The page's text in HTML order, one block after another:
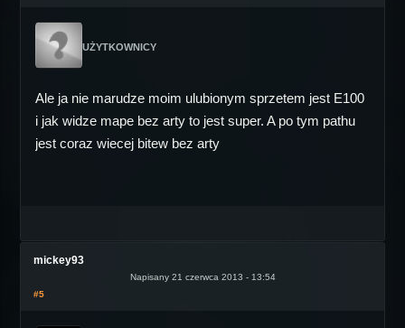
UŻYTKOWNICY
Ale ja nie marudze moim ulubionym sprzetem jest E100
i jak widze mape bez arty to jest super. A po tym pathu
jest coraz wiecej bitew bez arty
mickey93
Napisany 21 czerwca 2013 - 13:54
#5